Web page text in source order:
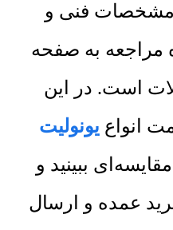
فنی و
مراجعه به صفحه
است. در این
انواع یونولیت
ببینید و
عمده و ارسال